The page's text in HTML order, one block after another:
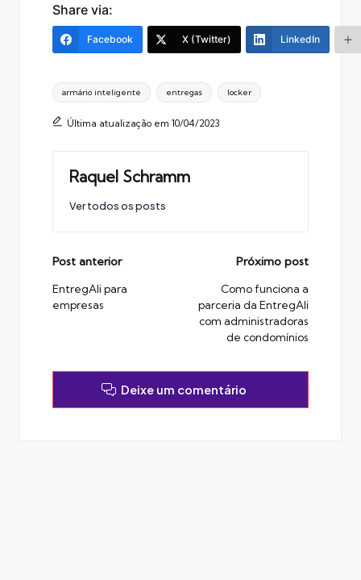
Share via:
Facebook X (Twitter) LinkedIn
Tags:
armário inteligente entregas locker
Última atualização em 10/04/2023
Raquel Schramm
Ver todos os posts
Post
navigation
Post anterior
EntregAli para
empresas
Próximo post
Como funciona a
parceria da EntregAli
com administradoras
de condomínios
Deixe um comentário